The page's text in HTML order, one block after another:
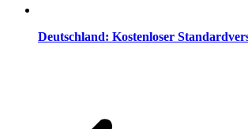
Deutschland: Kostenloser